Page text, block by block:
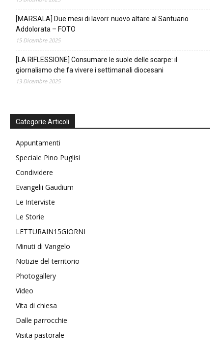
[MARSALA] Due mesi di lavori: nuovo altare al Santuario
Addolorata – FOTO
15 Dicembre 2025
[LA RIFLESSIONE] Consumare le suole delle scarpe: il
giornalismo che fa vivere i settimanali diocesani
13 Dicembre 2025
Categorie Articoli
Appuntamenti
Speciale Pino Puglisi
Condividere
Evangelii Gaudium
Le Interviste
Le Storie
LETTURAIN15GIORNI
Minuti di Vangelo
Notizie del territorio
Photogallery
Video
Vita di chiesa
Dalle parrocchie
Visita pastorale